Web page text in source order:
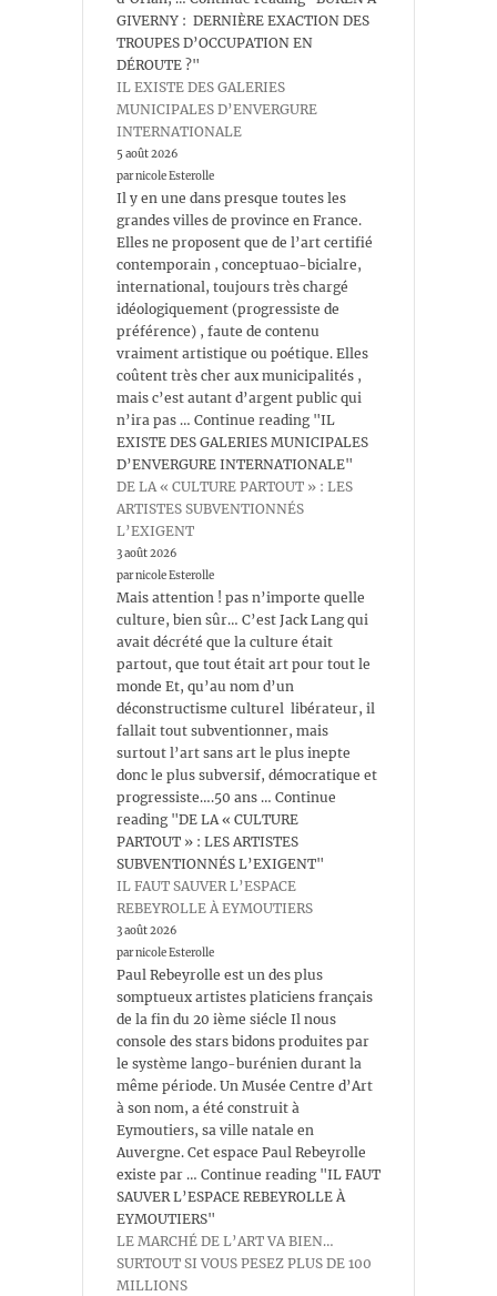
GIVERNY : DERNIÈRE EXACTION DES
TROUPES D’OCCUPATION EN
DÉROUTE ?"
IL EXISTE DES GALERIES
MUNICIPALES D’ENVERGURE
INTERNATIONALE
5 août 2026
par nicole Esterolle
Il y en une dans presque toutes les
grandes villes de province en France.
Elles ne proposent que de l’art certifié
contemporain , conceptuao-bicialre,
international, toujours très chargé
idéologiquement (progressiste de
préférence) , faute de contenu
vraiment artistique ou poétique. Elles
coûtent très cher aux municipalités ,
mais c’est autant d’argent public qui
n’ira pas … Continue reading "IL
EXISTE DES GALERIES MUNICIPALES
D’ENVERGURE INTERNATIONALE"
DE LA « CULTURE PARTOUT » : LES
ARTISTES SUBVENTIONNÉS
L’EXIGENT
3 août 2026
par nicole Esterolle
Mais attention ! pas n’importe quelle
culture, bien sûr… C’est Jack Lang qui
avait décrété que la culture était
partout, que tout était art pour tout le
monde Et, qu’au nom d’un
déconstructisme culturel libérateur, il
fallait tout subventionner, mais
surtout l’art sans art le plus inepte
donc le plus subversif, démocratique et
progressiste….50 ans … Continue
reading "DE LA « CULTURE
PARTOUT » : LES ARTISTES
SUBVENTIONNÉS L’EXIGENT"
IL FAUT SAUVER L’ESPACE
REBEYROLLE À EYMOUTIERS
3 août 2026
par nicole Esterolle
Paul Rebeyrolle est un des plus
somptueux artistes platiciens français
de la fin du 20 ième siécle Il nous
console des stars bidons produites par
le système lango-burénien durant la
même période. Un Musée Centre d’Art
à son nom, a été construit à
Eymoutiers, sa ville natale en
Auvergne. Cet espace Paul Rebeyrolle
existe par … Continue reading "IL FAUT
SAUVER L’ESPACE REBEYROLLE À
EYMOUTIERS"
LE MARCHÉ DE L’ART VA BIEN…
SURTOUT SI VOUS PESEZ PLUS DE 100
MILLIONS